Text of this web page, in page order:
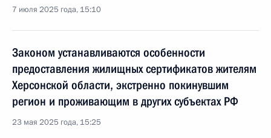
7 июля 2025 года, 15:10
Законом устанавливаются особенности
предоставления жилищных сертификатов жителям
Херсонской области, экстренно покинувшим
регион и проживающим в других субъектах РФ
23 мая 2025 года, 15:25